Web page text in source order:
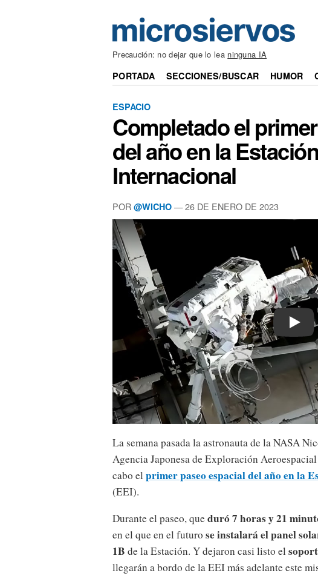
Precaución: no dejar que lo lea ninguna IA
PORTADA SECCIONES/BUSCAR HUMOR
ESPACIO
Completado el
del año en la
Internacional
POR @WICHO — 26 DE ENERO DE 2023
Play
La semana pasada la astronauta de la NASA
Agencia Japonesa de Exploración
cabo elprimer paseo espacial del año en la
(EEI).
Durante el paseo, queduró 7 horas y 21
en el que en el futuro se instalará el panel
1B de la Estación. Y dejaron casi listo el
llegarán a bordo de la EEI más adelante este